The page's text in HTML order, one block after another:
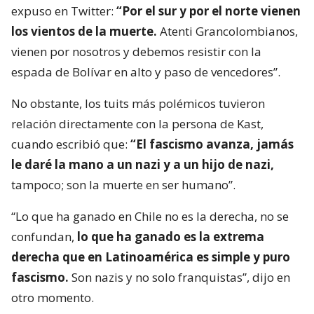
expuso en Twitter: “Por el sur y por el norte vienen
los vientos de la muerte. Atenti Grancolombianos,
vienen por nosotros y debemos resistir con la
espada de Bolívar en alto y paso de vencedores”.
No obstante, los tuits más polémicos tuvieron
relación directamente con la persona de Kast,
cuando escribió que: “El fascismo avanza, jamás
le daré la mano a un nazi y a un hijo de nazi,
tampoco; son la muerte en ser humano”.
“Lo que ha ganado en Chile no es la derecha, no se
confundan, lo que ha ganado es la extrema
derecha que en Latinoamérica es simple y puro
fascismo. Son nazis y no solo franquistas”, dijo en
otro momento.